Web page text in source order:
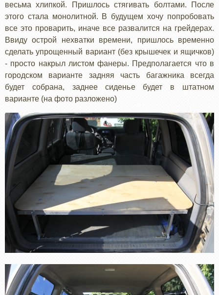
весьма хлипкой. Пришлось стягивать болтами. После
этого стала монолитной. В будущем хочу попробовать
все это проварить, иначе все развалится на грейдерах.
Ввиду острой нехватки времени, пришлось временно
сделать упрощенный вариант (без крышечек и ящичков)
- просто накрыл листом фанеры. Предполагается что в
городском варианте задняя часть багажника всегда
будет собрана, заднее сиденье будет в штатном
варианте (на фото разложено)